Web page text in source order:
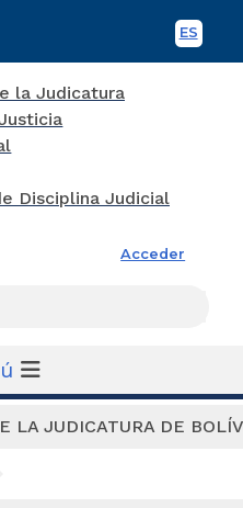
ES
Acceder
LA JUDICATURA DE